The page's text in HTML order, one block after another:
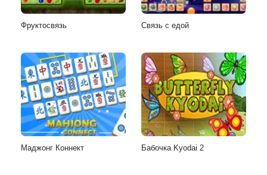
Фруктосвязь Связь с едой
Маджонг Коннект Бабочка Kyodai 2